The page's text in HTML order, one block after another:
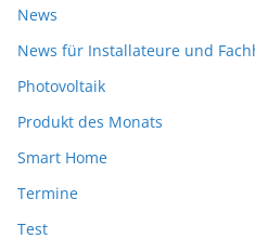
News
News für Installateure und
Photovoltaik
Produkt des Monats
Smart Home
Termine
Test